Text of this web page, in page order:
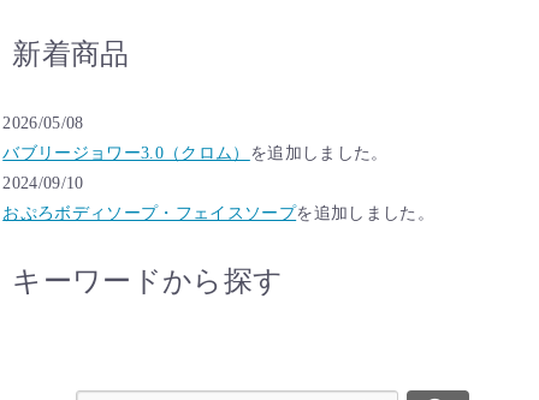
ー
送
り
新着商品
2026/05/08
バブリージョワー3.0（クロム） を追加しました。
2024/09/10
おぷろボディソープ・フェイスソープを追加しました。
キーワードから探す